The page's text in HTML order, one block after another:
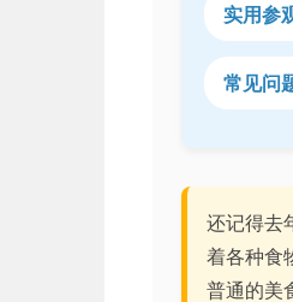
实用参
常见问
还记得去
着各种食
普通的美